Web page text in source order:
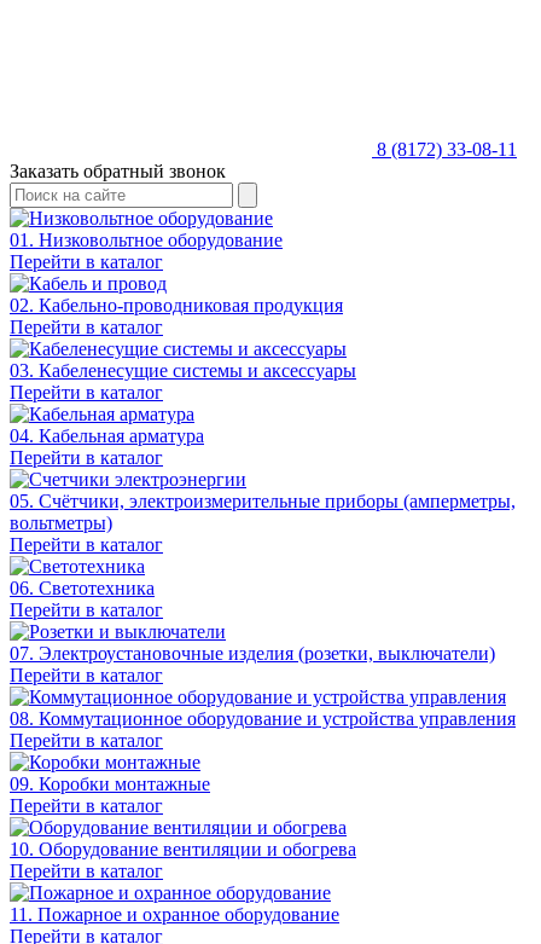
8 (8172) 33-08-11
Заказать обратный звонок
01. Низковольтное оборудование
Перейти в каталог
02. Кабельно-проводниковая продукция
Перейти в каталог
03. Кабеленесущие системы и аксессуары
Перейти в каталог
04. Кабельная арматура
Перейти в каталог
05. Счётчики, электроизмерительные приборы (амперметры,
вольтметры)
Перейти в каталог
06. Светотехника
Перейти в каталог
07. Электроустановочные изделия (розетки, выключатели)
Перейти в каталог
08. Коммутационное оборудование и устройства управления
Перейти в каталог
09. Коробки монтажные
Перейти в каталог
10. Оборудование вентиляции и обогрева
Перейти в каталог
11. Пожарное и охранное оборудование
Перейти в каталог